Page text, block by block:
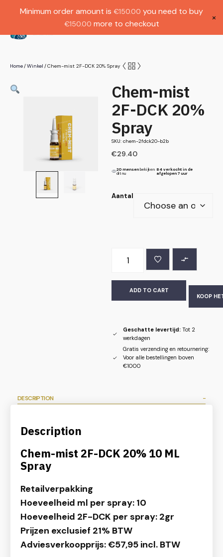
€1000.
Home/Winkel /Chem-mist 2F-DCK 20% Spray
Chem-mist
2F-DCK 20%
Spray
SKU: chem-2fdck20-b2b
€29.40
20 mensen bekijken
dit nu
84 verkocht in de
afgelopen 7 uur
Aantal
ADD TO CART
KOOP
Geschatte levertijd:Tot 2
werkdagen
Gratis verzending en retournering:
Voor alle bestellingen boven
€1000
DESCRIPTION
Description
Chem-mist 2F-DCK 20% 10 ML
Spray
Retailverpakking
Hoeveelheid ml per spray: 10
Hoeveelheid 2F-DCK per spray: 2gr
Prijzen exclusief 21% BTW
Adviesverkoopprijs: €57,95 incl. BTW
Minimum order amount is €150.00 you need to buy
€150.00 more to checkout
×